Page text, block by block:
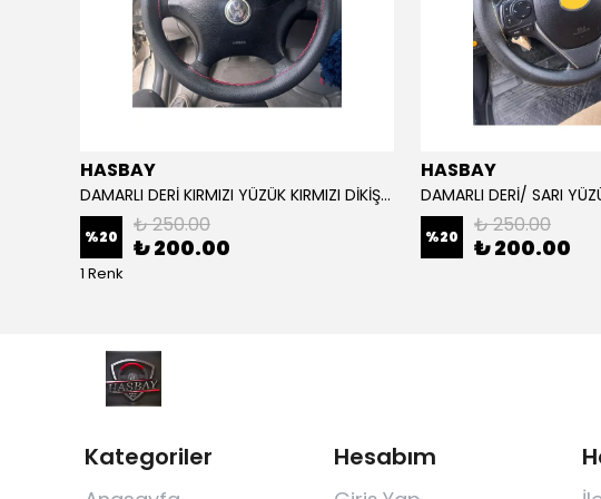
HASBAY
DAMARLI DERİ KIRMIZI YÜZÜK KIRMIZI DİKİŞLİ VW CRAFTER İÇİN İP İĞNE DAHİL
%20 ₺ 250.00
₺ 200.00
1 Renk
HASBAY
%20 ₺ 250.00
₺ 200.00
Kategoriler Hesabım